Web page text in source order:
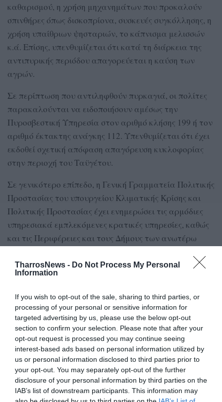
TharrosNews - Do Not Process My Personal
Information
If you wish to opt-out of the sale, sharing to third parties, or
processing of your personal or sensitive information for
targeted advertising by us, please use the below opt-out
section to confirm your selection. Please note that after your
opt-out request is processed you may continue seeing
interest-based ads based on personal information utilized by
us or personal information disclosed to third parties prior to
your opt-out. You may separately opt-out of the further
disclosure of your personal information by third parties on the
IAB’s list of downstream participants. This information may
καθαρισμού, η χρήση μηχανημάτων που προκαλούν
σπινθήρες όπως δισκοπρίονα, συσκευές συγκόλλησης, η
χρήση υπαίθριων ψησταριών, το κάπνισμα μελισσών
κ.ά. Επίσης, υπενθυμίζεται ότι κατά τη διάρκεια της
αντιπυρικής περιόδου απαγορεύεται η καύση των
αγρών.
Σε περίπτωση που αντιληφθούν πυρκαγιά, οι πολίτες
παρακαλούνται να ειδοποιήσουν αμέσως την
Πυροσβεστική Υπηρεσία στον αριθμό κλήσης 199 ή τον
αριθμό έκτακτης ανάγκης 112. Υπενθυμίζεται ότι έχει
εκδοθεί σχετική απόφαση απαγόρευση κυκλοφορίας
στην περιοχή του Ταϋγέτου.
Σε γενικότερο επίπεδο, η Γενική Γραμματεία Πολιτικής
Προστασίας του υπουργείου Κλιματικής Κρίσης και
Πολιτικής Προστασίας έχει ενημερώσει τις αρμόδιες
υπηρεσιακά εμπλεκόμενες κρατικές υπηρεσίες, καθώς
και τις Περιφέρειες και τους Δήμους των ανωτέρω
ετοιμότητα πολιτικής προστασίας, προκειμένου να
αντιμετωπίσουν άμεσα τυχόν επεισόδια πυρκαγιών.
Α.Π.
TAGS:
ΧΑΡΤΗΣ ΠΡΟΒΛΕΨΗΣ ΚΙΝΔΥΝΟΥ ΠΥΡΚΑΓΙΑΣ
ΚΙΝΔΥΝΟΣ ΠΥΡΚΑΓΙΑΣ
ΣΥΝΤΟΝΙΣΤΙΚΟ ΤΟΠΙΚΟ ΟΡΓΑΝΟ ΠΟΛΙΤΙΚΗΣ
ΠΡΟΣΤΑΣΙΑΣ